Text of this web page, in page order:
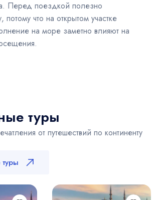
Перед поездкой полезно
потому что на открытом участке
на море заметно влияют на
туры
от путешествий по континенту
туры